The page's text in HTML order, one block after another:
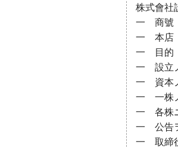
株式會社
一 商號
一 本店
一 目的
一 設立
一 資本
一 一株
一 各株
一 公告
一 取締